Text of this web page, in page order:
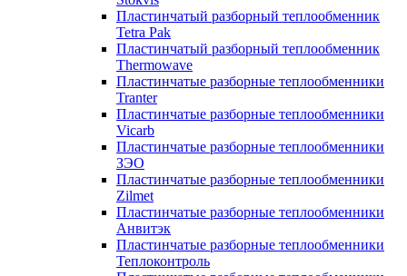
Пластинчатый разборный теплообменник
Tetra Pak
Пластинчатый разборный теплообменник
Thermowave
Пластинчатые разборные теплообменники
Tranter
Пластинчатые разборные теплообменники
Vicarb
Пластинчатые разборные теплообменники
ЗЭО
Пластинчатые разборные теплообменники
Zilmet
Пластинчатые разборные теплообменники
Анвитэк
Пластинчатые разборные теплообменники
Теплоконтроль